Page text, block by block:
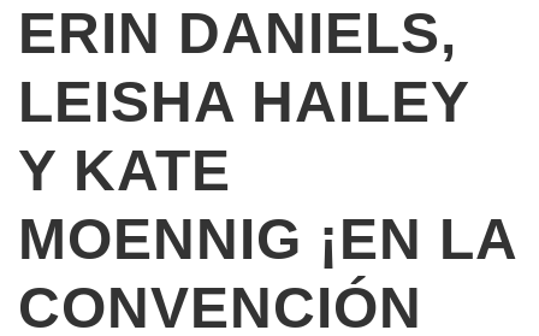
ERIN DANIELS,
LEISHA HAILEY
Y KATE
MOENNIG ¡EN LA
CONVENCIÓN